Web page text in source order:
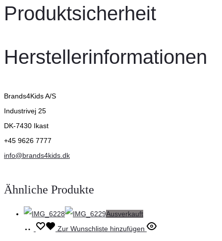
Produktsicherheit
Herstellerinformationen
Brands4Kids A/S
Industrivej 25
DK-7430 Ikast
+45 9626 7777
info@brands4kids.dk
Ähnliche Produkte
Ausverkauft
Ausführung
Dieses Zur Wunschliste hinzufügen